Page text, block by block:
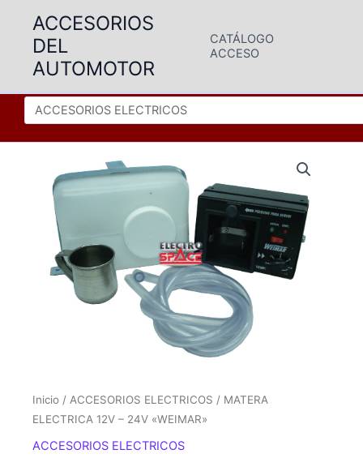
contenido
ACCESORIOS
DEL
AUTOMOTOR
CATÁLOGO
ACCESO
Inicio / ACCESORIOS ELECTRICOS / MATERA
ELECTRICA 12V – 24V «WEIMAR»
ACCESORIOS ELECTRICOS